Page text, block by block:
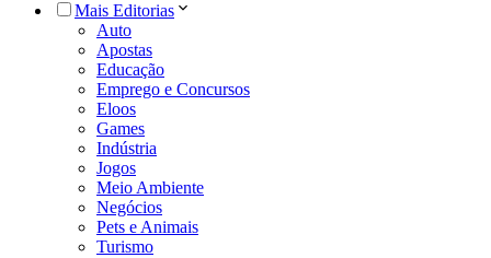
Mais Editorias
Auto
Apostas
Educação
Emprego e Concursos
Eloos
Games
Indústria
Jogos
Meio Ambiente
Negócios
Pets e Animais
Turismo